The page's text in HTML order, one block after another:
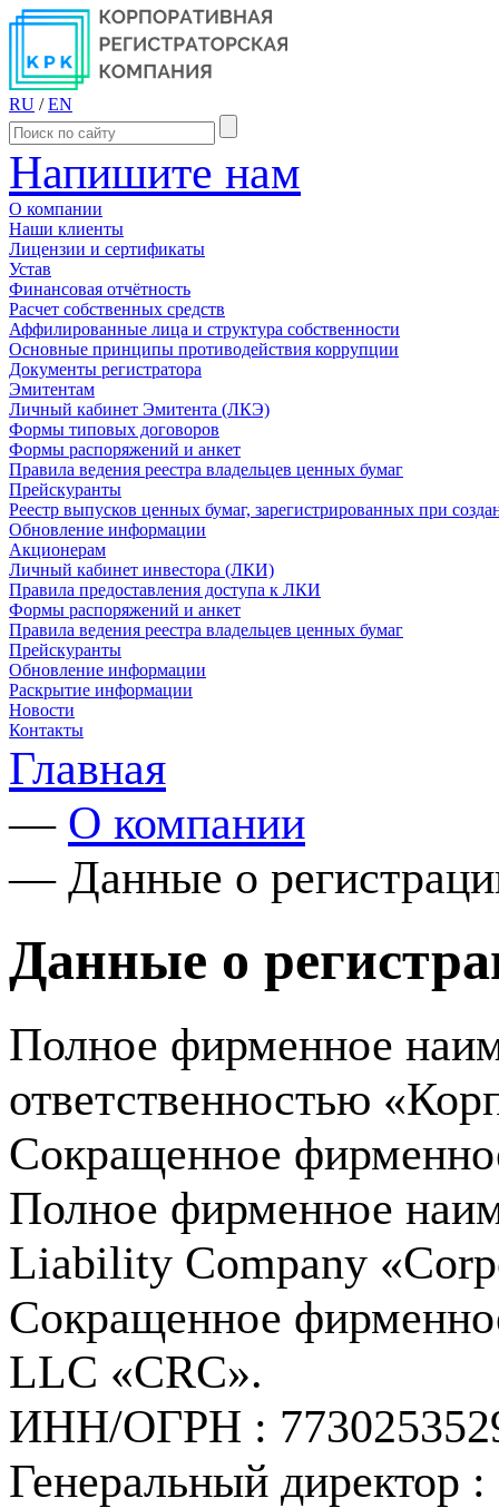
RU / EN
Напишите нам
О компании
Наши клиенты
Лицензии и сертификаты
Устав
Финансовая отчётность
Расчет собственных средств
Аффилированные лица и структура собственности
Основные принципы противодействия коррупции
Документы регистратора
Эмитентам
Личный кабинет Эмитента (ЛКЭ)
Формы типовых договоров
Формы распоряжений и анкет
Правила ведения реестра владельцев ценных бумаг
Прейскуранты
Реестр выпусков ценных бумаг, зарегистрированных при
Обновление информации
Акционерам
Личный кабинет инвестора (ЛКИ)
Правила предоставления доступа к ЛКИ
Формы распоряжений и анкет
Правила ведения реестра владельцев ценных бумаг
Прейскуранты
Обновление информации
Раскрытие информации
Новости
Контакты
Главная
— О компании
— Данные о
Данные о
Полное фирменное
ответственностью
Сокращенное
Полное фирменное
Liability Company
Сокращенное
LLC «CRC».
ИНН/ОГРН :
Генеральный директор